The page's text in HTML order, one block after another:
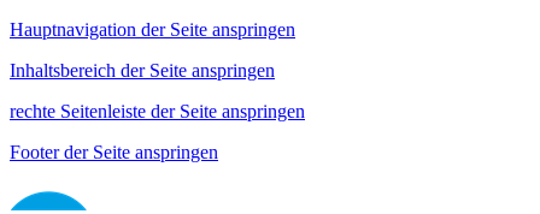
Hauptnavigation der Seite anspringen
Inhaltsbereich der Seite anspringen
rechte Seitenleiste der Seite anspringen
Footer der Seite anspringen